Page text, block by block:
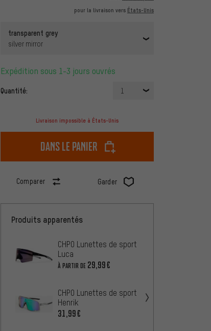
pour la livraison vers États-Unis
transparent grey
silver mirror
Expédition sous 1-3 jours ouvrés
Quantité: 1
Livraison impossible à États-Unis
dans le panier
Comparer Garder
Produits apparentés
CHPO Lunettes de sport
Luca
À PARTIR DE 29,99€
CHPO Lunettes de sport
Henrik
31,99€